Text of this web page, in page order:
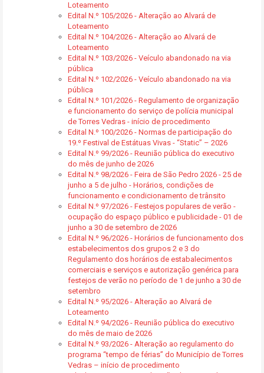
Loteamento
Edital N.º 105/2026 - Alteração ao Alvará de
Loteamento
Edital N.º 104/2026 - Alteração ao Alvará de
Loteamento
Edital N.º 103/2026 - Veículo abandonado na via
pública
Edital N.º 102/2026 - Veículo abandonado na via
pública
Edital N.º 101/2026 - Regulamento de organização
e funcionamento do serviço de polícia municipal
de Torres Vedras - início de procedimento
Edital N.º 100/2026 - Normas de participação do
19.º Festival de Estátuas Vivas - “Static” – 2026
Edital N.º 99/2026 - Reunião pública do executivo
do mês de junho de 2026
Edital N.º 98/2026 - Feira de São Pedro 2026 - 25 de
junho a 5 de julho - Horários, condições de
funcionamento e condicionamento de trânsito
Edital N.º 97/2026 - Festejos populares de verão -
ocupação do espaço público e publicidade - 01 de
junho a 30 de setembro de 2026
Edital N.º 96/2026 - Horários de funcionamento dos
estabelecimentos dos grupos 2 e 3 do
Regulamento dos horários de estabalecimentos
comerciais e serviços e autorização genérica para
festejos de verão no período de 1 de junho a 30 de
setembro
Edital N.º 95/2026 - Alteração ao Alvará de
Loteamento
Edital N.º 94/2026 - Reunião pública do executivo
do mês de maio de 2026
Edital N.º 93/2026 - Alteração ao regulamento do
programa “tempo de férias” do Município de Torres
Vedras – início de procedimento